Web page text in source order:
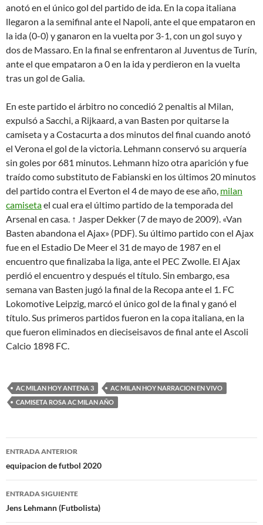
anotó en el único gol del partido de ida. En la copa italiana
llegaron a la semifinal ante el Napoli, ante el que empataron en
la ida (0-0) y ganaron en la vuelta por 3-1, con un gol suyo y
dos de Massaro. En la final se enfrentaron al Juventus de Turín,
ante el que empataron a 0 en la ida y perdieron en la vuelta
tras un gol de Galia.
En este partido el árbitro no concedió 2 penaltis al Milan,
expulsó a Sacchi, a Rijkaard, a van Basten por quitarse la
camiseta y a Costacurta a dos minutos del final cuando anotó
el Verona el gol de la victoria. Lehmann conservó su arquería
sin goles por 681 minutos. Lehmann hizo otra aparición y fue
traído como substituto de Fabianski en los últimos 20 minutos
del partido contra el Everton el 4 de mayo de ese año, milan
camisetael cual era el último partido de la temporada del
Arsenal en casa. ↑ Jasper Dekker (7 de mayo de 2009). «Van
Basten abandona el Ajax» (PDF). Su último partido con el Ajax
fue en el Estadio De Meer el 31 de mayo de 1987 en el
encuentro que finalizaba la liga, ante el PEC Zwolle. El Ajax
perdió el encuentro y después el título. Sin embargo, esa
semana van Basten jugó la final de la Recopa ante el 1. FC
Lokomotive Leipzig, marcó el único gol de la final y ganó el
título. Sus primeros partidos fueron en la copa italiana, en la
que fueron eliminados en dieciseisavos de final ante el Ascoli
Calcio 1898 FC.
AC MILAN HOY ANTENA 3
AC MILAN HOY NARRACION EN VIVO
CAMISETA ROSA AC MILAN AÑO
Navegación
de
entradas
ENTRADA ANTERIOR
equipacion de futbol 2020
ENTRADA SIGUIENTE
Jens Lehmann (Futbolista)